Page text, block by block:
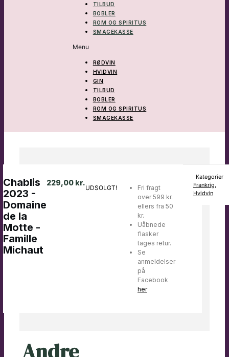
TILBUD
BOBLER
ROM OG SPIRITUS
SMAGEKASSE
Menu
RØDVIN
HVIDVIN
GIN
TILBUD
BOBLER
ROM OG SPIRITUS
SMAGEKASSE
Chablis
2023 -
Domaine
de la
Motte -
Famille
Michaut
229,00 kr.
UDSOLGT!
Fri fragt
over 599 kr.
ellers fra 50
kr.
Uåbnede
flasker
tages retur.
Se
anmeldelser
på
Facebook
her
Kategorier
Frankrig
Hvidvin
Andre